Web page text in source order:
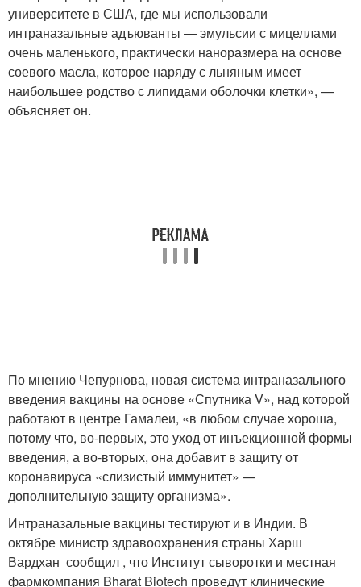
университете в США, где мы использовали
интраназальные адъюванты — эмульсии с мицеллами
очень маленького, практически наноразмера на основе
соевого масла, которое наряду с льняным имеет
наибольшее родство с липидами оболочки клетки», —
объясняет он.
По мнению Чепурнова, новая система интраназального
введения вакцины на основе «Спутника V», над которой
работают в центре Гамалеи, «в любом случае хороша,
потому что, во-первых, это уход от инъекционной формы
введения, а во-вторых, она добавит в защиту от
коронавируса «слизистый иммунитет» —
дополнительную защиту организма».
Интраназальные вакцины тестируют и в Индии. В
октябре министр здравоохранения страны Харш
Вардхан сообщил , что Институт сыворотки и местная
фармкомпания Bharat Biotech проведут клинические